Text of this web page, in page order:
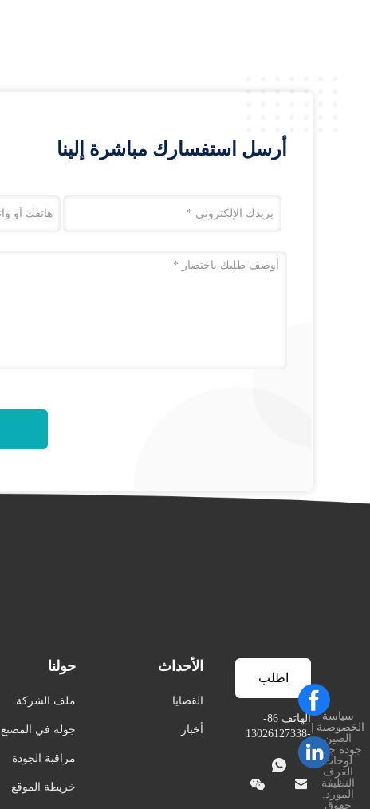
أرسل استفسارك مباشرة إلينا
حولنا
ملف الشركة
جولة في المصنع
مراقبة الجودة
خريطة الموقع
الأحداث
القضايا
أخبار
اطلب
اقتباس
الهاتف 86-
-13026127338



سياسة
الخصوصية
الصين
جودة جيدة
لوحات
الغرف
النظيفة
المورد.
حقوق